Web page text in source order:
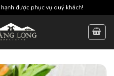
được phục vụ quý khách!